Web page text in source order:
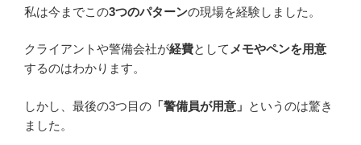
私は今までこの3つのパターンの現場を経験しました。
クライアントや警備会社が経費として メモやペンを用意
するのはわかります。
しかし、最後の3つ目の 「警備員が用意」 というのは驚き
ました。